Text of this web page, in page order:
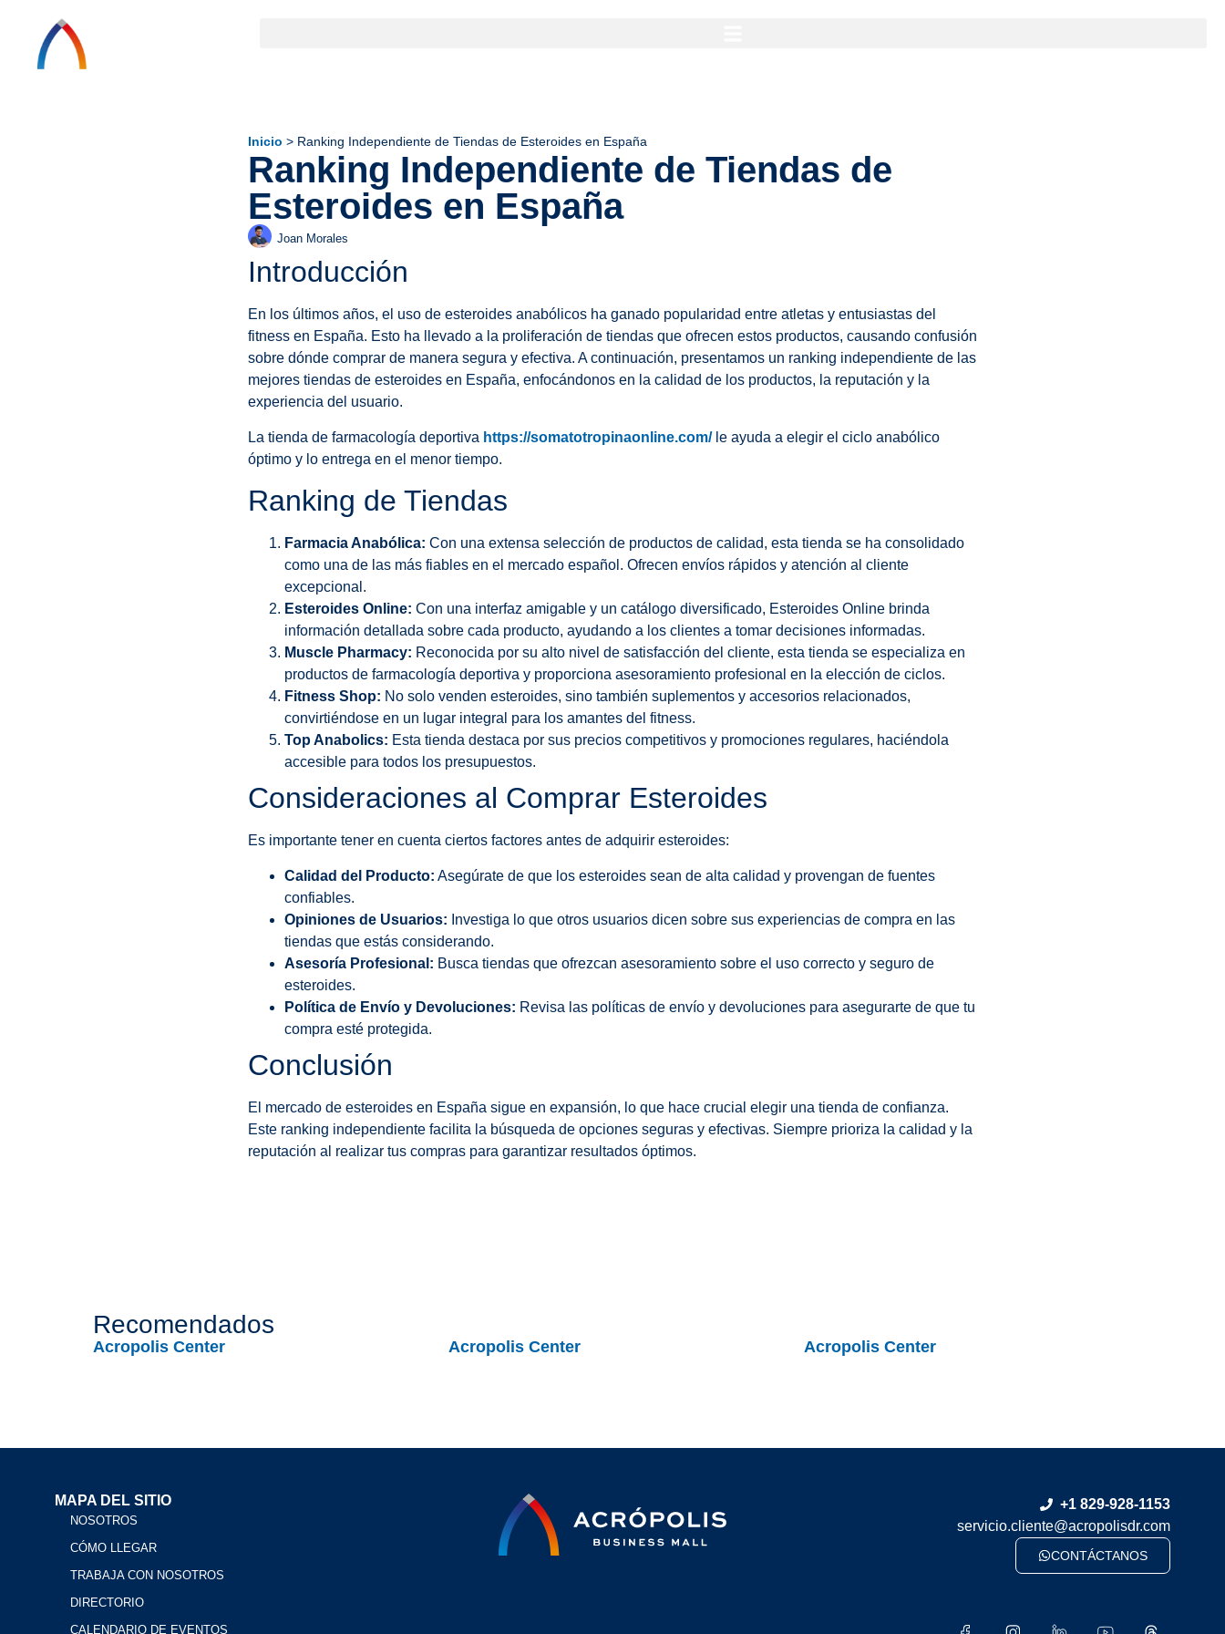
Inicio > Ranking Independiente de Tiendas de Esteroides en España
Ranking Independiente de Tiendas de
Esteroides en España
Joan Morales
Introducción
En los últimos años, el uso de esteroides anabólicos ha ganado popularidad entre atletas y entusiastas del
fitness en España. Esto ha llevado a la proliferación de tiendas que ofrecen estos productos, causando confusión
sobre dónde comprar de manera segura y efectiva. A continuación, presentamos un ranking independiente de las
mejores tiendas de esteroides en España, enfocándonos en la calidad de los productos, la reputación y la
experiencia del usuario.
La tienda de farmacología deportiva https://somatotropinaonline.com/le ayuda a elegir el ciclo anabólico
óptimo y lo entrega en el menor tiempo.
Ranking de Tiendas
Farmacia Anabólica: Con una extensa selección de productos de calidad, esta tienda se ha consolidado
como una de las más fiables en el mercado español. Ofrecen envíos rápidos y atención al cliente
excepcional.
Esteroides Online: Con una interfaz amigable y un catálogo diversificado, Esteroides Online brinda
información detallada sobre cada producto, ayudando a los clientes a tomar decisiones informadas.
Muscle Pharmacy: Reconocida por su alto nivel de satisfacción del cliente, esta tienda se especializa en
productos de farmacología deportiva y proporciona asesoramiento profesional en la elección de ciclos.
Fitness Shop: No solo venden esteroides, sino también suplementos y accesorios relacionados,
convirtiéndose en un lugar integral para los amantes del fitness.
Top Anabolics: Esta tienda destaca por sus precios competitivos y promociones regulares, haciéndola
accesible para todos los presupuestos.
Consideraciones al Comprar Esteroides
Es importante tener en cuenta ciertos factores antes de adquirir esteroides:
Calidad del Producto: Asegúrate de que los esteroides sean de alta calidad y provengan de fuentes
confiables.
Opiniones de Usuarios: Investiga lo que otros usuarios dicen sobre sus experiencias de compra en las
tiendas que estás considerando.
Asesoría Profesional: Busca tiendas que ofrezcan asesoramiento sobre el uso correcto y seguro de
esteroides.
Política de Envío y Devoluciones: Revisa las políticas de envío y devoluciones para asegurarte de que tu
compra esté protegida.
Conclusión
El mercado de esteroides en España sigue en expansión, lo que hace crucial elegir una tienda de confianza.
Este ranking independiente facilita la búsqueda de opciones seguras y efectivas. Siempre prioriza la calidad y la
reputación al realizar tus compras para garantizar resultados óptimos.
Recomendados
Acropolis Center Acropolis Center Acropolis Center
MAPA DEL SITIO
NOSOTROS
CÓMO LLEGAR
TRABAJA CON NOSOTROS
DIRECTORIO
CALENDARIO DE EVENTOS
+1 829-928-1153
servicio.cliente@acropolisdr.com
CONTÁCTANOS